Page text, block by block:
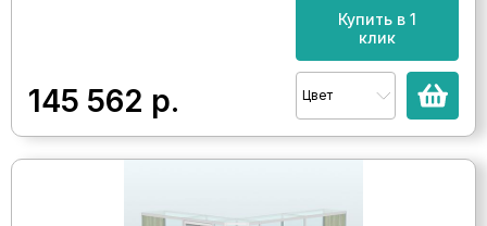
145 562 р.
Купить в 1
клик
Цвет